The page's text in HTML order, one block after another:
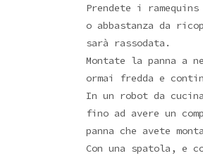
Prendete i
o abbastanza da
sarà rassodata.
Montate la panna a
ormai fredda e
In un robot da
fino ad avere un
panna che avete
Con una spatola, e